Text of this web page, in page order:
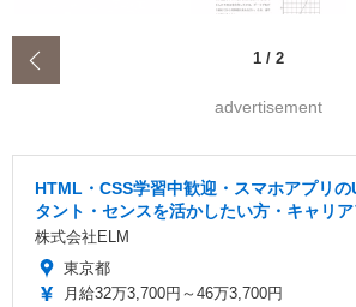
1 / 2
advertisement
HTML・CSS学習中歓迎・スマホアプリ
タント・センスを活かしたい方・キャリ
株式会社ELM
東京都
月給32万3,700円～46万3,700円